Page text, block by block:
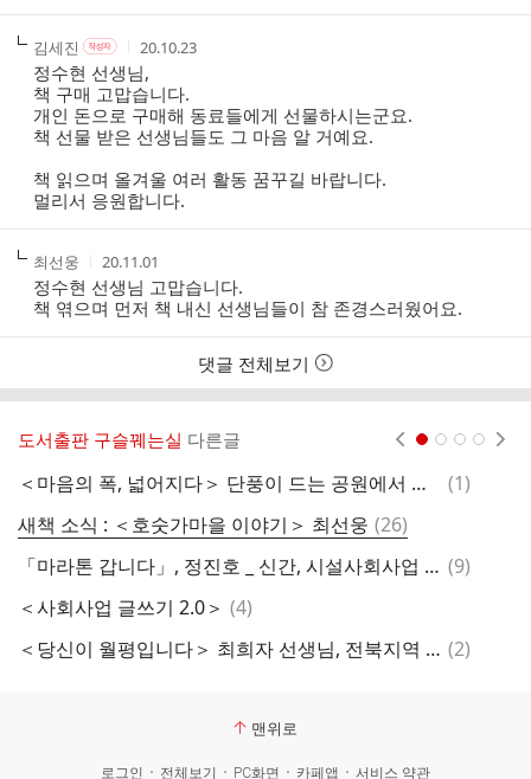
작
성
자
김세진 작
성
자
본
인
여
작
성
자
작
성
시
간
20.10.23
정수현 선생님,
책 구매 고맙습니다.
개인 돈으로 구매해 동료들에게 선물하시는군요.
책 선물 받은 선생님들도 그 마음 알 거예요.
책 읽으며 올겨울 여러 활동 꿈꾸길 바랍니다.
멀리서 응원합니다.
작
성
자
최선웅
작
성
시
간
20.11.01
정수현 선생님 고맙습니다.
책 엮으며 먼저 책 내신 선생님들이 참 존경스러웠어요.
댓글 전체보기
도서출판 구슬꿰는실 다른글
＜마음의 폭, 넓어지다＞ 단풍이 드는 공원에서 찍은 사진
댓
(1)
새책 소식 : ＜호숫가마을 이야기＞ 최선웅 댓
글
(26)
「마라톤 갑니다」, 정진호 _ 신간, 시설사회사업 사례집 댓
(9)
＜사회사업 글쓰기 2.0＞ 댓
(4)
＜당신이 월평입니다＞ 최희자 선생님, 전북지역 저자와 대화. 고맙습니다. 댓
(2)
맨위로
로그인 전체보기 PC화면 카페앱 서비스 약관